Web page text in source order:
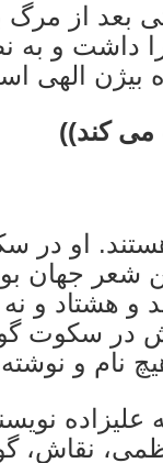
بعد از
داشت و به
بیژن الهی
می کند))
او در
شعر
و هشتاد و
در سکوت
نام و
نقاش،